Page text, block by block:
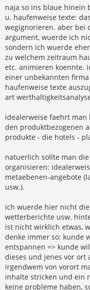
r
a
g
naja so ins blaue hinein
u. haufenweise texte:
wegignorieren. aber bei
argument, wuerde ich
sondern ich wuerde
zu welchem zeitraum
etc. animieren koennte.
einer unbekannten
haufenweise texte
art
idealerweise faehrt
den produktbezogenen
produkte - die hotels -
natuerlich sollte man
organisieren:
metaebenen-angebote
usw.).
ich wuerde hier nicht
wetterberichte usw.
ist nicht wirklich etwas,
denke immer so: kunde
entspannen => kunde
dieses und jenes vor ort
irgendwem von vorort
inhalte stricken und ein
keine probleme haben,